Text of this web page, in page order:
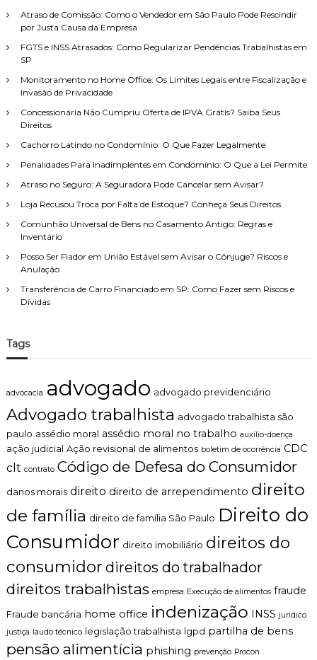
s
r
o
:
r
Atraso de Comissão: Como o Vendedor em São Paulo Pode Rescindir
por Justa Causa da Empresa
FGTS e INSS Atrasados: Como Regularizar Pendências Trabalhistas em
SP
Monitoramento no Home Office: Os Limites Legais entre Fiscalização e
Invasão de Privacidade
Concessionária Não Cumpriu Oferta de IPVA Grátis? Saiba Seus
Direitos
Cachorro Latindo no Condomínio: O Que Fazer Legalmente
Penalidades Para Inadimplentes em Condomínio: O Que a Lei Permite
Atraso no Seguro: A Seguradora Pode Cancelar sem Avisar?
Loja Recusou Troca por Falta de Estoque? Conheça Seus Direitos
Comunhão Universal de Bens no Casamento Antigo: Regras e
Inventário
Posso Ser Fiador em União Estável sem Avisar o Cônjuge? Riscos e
Anulação
Transferência de Carro Financiado em SP: Como Fazer sem Riscos e
Dívidas
Tags
advocacia advogado advogado previdenciário
Advogado trabalhista advogado trabalhista são
paulo assédio moral assédio moral no trabalho auxílio-doença
ação judicial Ação revisional de alimentos boletim de ocorrência CDC
clt contrato Código de Defesa do Consumidor
danos morais direito direito de arrependimento direito
de família direito de família São Paulo Direito do
Consumidor direito imobiliário direitos do
consumidor direitos do trabalhador
direitos trabalhistas empresa Execução de alimentos fraude
Fraude bancária home office indenização INSS juridico
justiça laudo técnico legislação trabalhista lgpd partilha de bens
pensão alimentícia phishing prevenção Procon